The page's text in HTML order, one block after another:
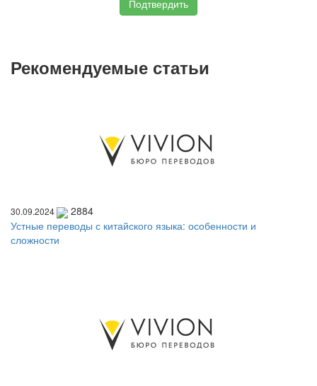
Подтвердить
Рекомендуемые статьи
30.09.2024
2884
Устные переводы с китайского языка: особенности и
сложности